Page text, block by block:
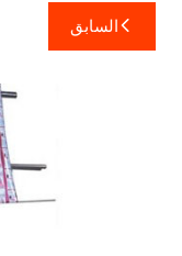
تصفّح
المقالات
السابق